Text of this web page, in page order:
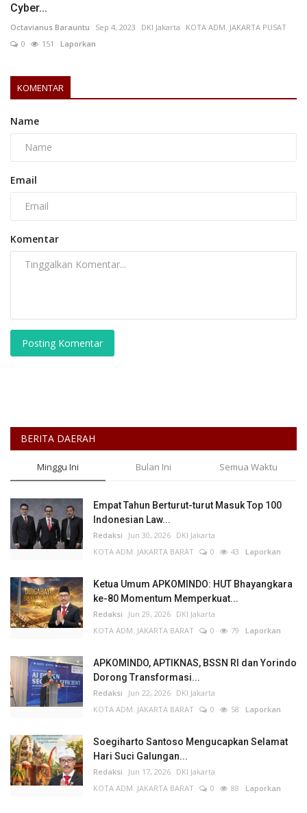
Cyber...
Octavianus Barauntu Sep 4, 2023 DKI Jakarta
KOTA ADM. JAKARTA PUSAT
0
151 Laporkan
KOMENTAR
Name
Email
Komentar
Posting Komentar
BERITA DAERAH
Minggu Ini Bulan Ini Semua Waktu
Empat Tahun Berturut-turut Masuk Top 100
Indonesian Law...
Redaksi Jun 30, 2026 DKI Jakarta
KOTA ADM. JAKARTA BARAT
0 43 Laporkan
Ketua Umum APKOMINDO: HUT Bhayangkara
ke-80 Momentum Memperkuat...
Redaksi Jun 29, 2026 DKI Jakarta
KOTA ADM. JAKARTA BARAT
0 79 Laporkan
APKOMINDO, APTIKNAS, BSSN RI dan Yorindo
Dorong Transformasi...
Redaksi Jun 22, 2026 DKI Jakarta
KOTA ADM. JAKARTA BARAT
0 58 Laporkan
Soegiharto Santoso Mengucapkan Selamat
Hari Suci Galungan...
Redaksi Jun 17, 2026 DKI Jakarta
KOTA ADM. JAKARTA BARAT
0 88 Laporkan